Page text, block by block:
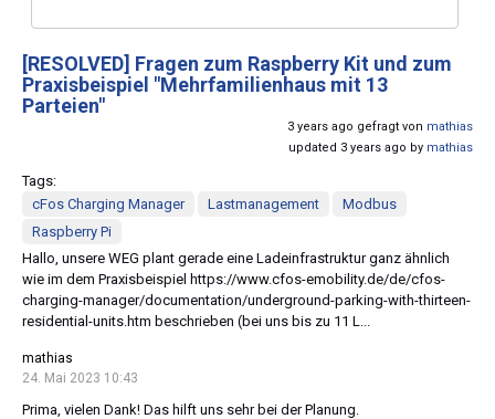
[RESOLVED] Fragen zum Raspberry Kit und zum
Praxisbeispiel "Mehrfamilienhaus mit 13
Parteien"
3 years ago gefragt von mathias
updated 3 years ago by mathias
Tags:
cFos Charging Manager
Lastmanagement
Modbus
Raspberry Pi
Hallo, unsere WEG plant gerade eine Ladeinfrastruktur ganz ähnlich
wie im dem Praxisbeispiel https://www.cfos-emobility.de/de/cfos-
charging-manager/documentation/underground-parking-with-thirteen-
residential-units.htm beschrieben (bei uns bis zu 11 L...
mathias
24. Mai 2023 10:43
Prima, vielen Dank! Das hilft uns sehr bei der Planung.